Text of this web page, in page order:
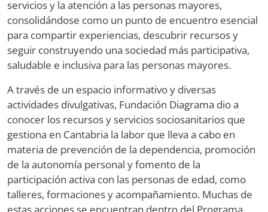
servicios y la atención a las personas mayores,
consolidándose como un punto de encuentro esencial
para compartir experiencias, descubrir recursos y
seguir construyendo una sociedad más participativa,
saludable e inclusiva para las personas mayores.
A través de un espacio informativo y diversas
actividades divulgativas, Fundación Diagrama dio a
conocer los recursos y servicios sociosanitarios que
gestiona en Cantabria la labor que lleva a cabo en
materia de prevención de la dependencia, promoción
de la autonomía personal y fomento de la
participación activa con las personas de edad, como
talleres, formaciones y acompañamiento. Muchas de